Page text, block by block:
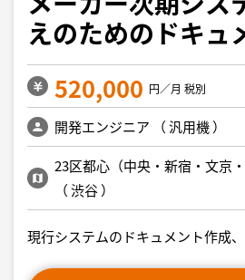
えのためのドキュ
520,000 円／月 税別
開発エンジニア （汎用機）
23区都心（中央・新宿・文京
（渋谷）
現行システムのドキュメント作成